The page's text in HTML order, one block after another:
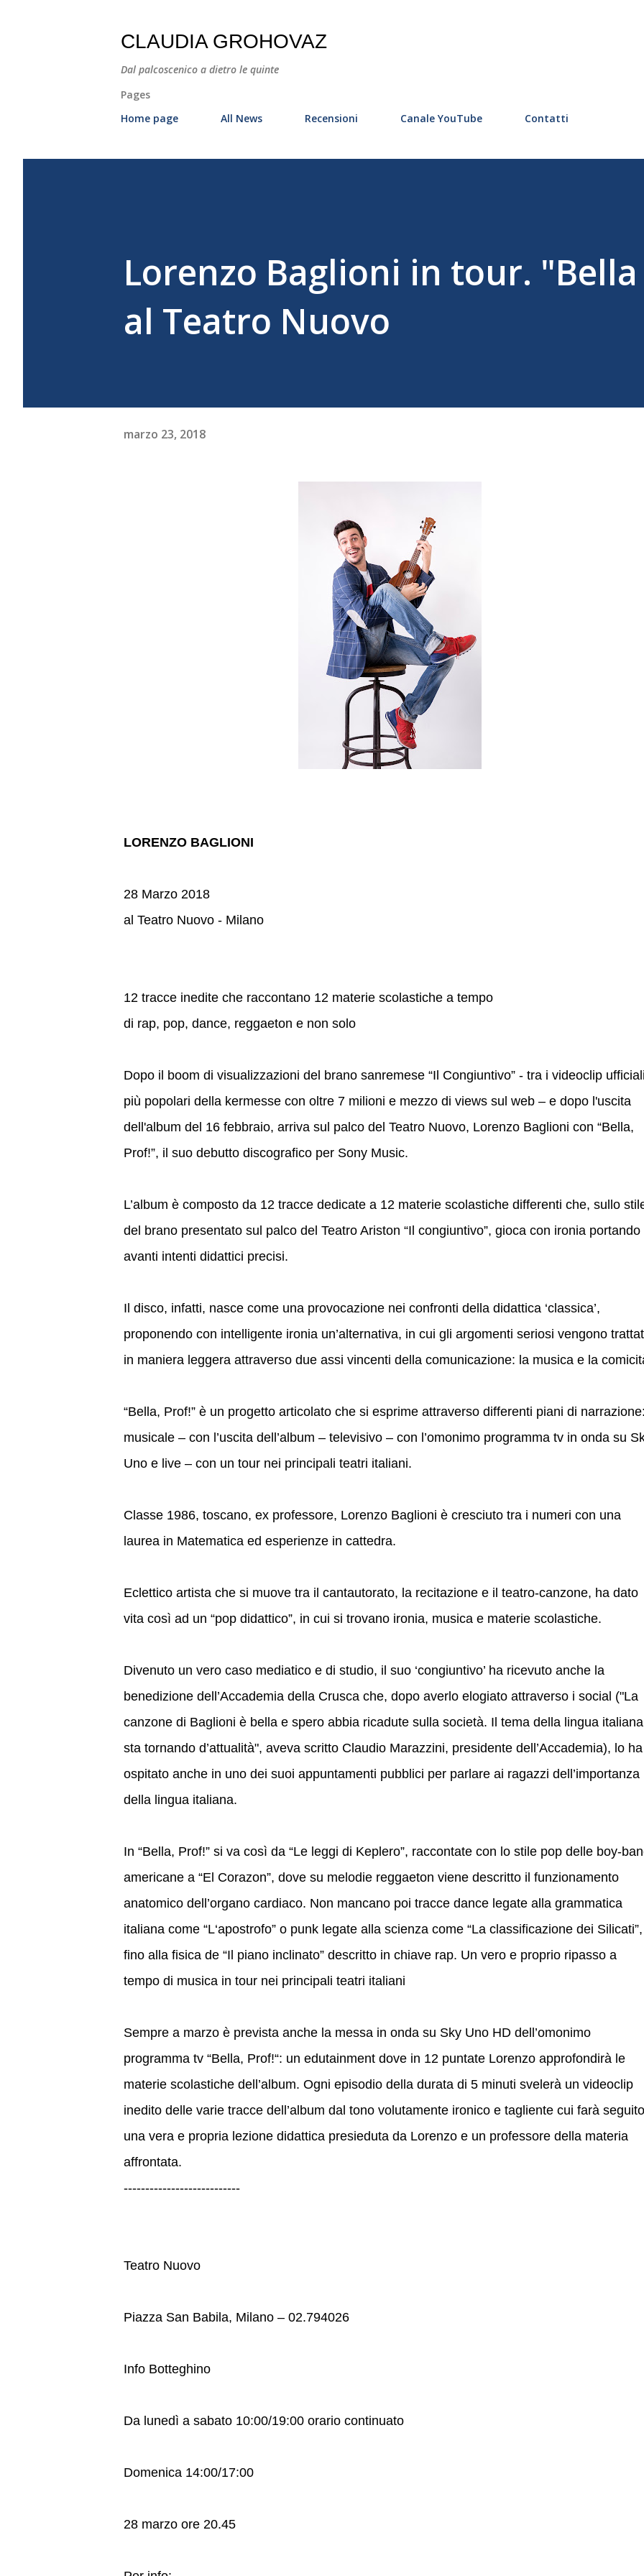
CLAUDIA GROHOVAZ
Dal palcoscenico a dietro le quinte
Pages
Home page
All News Recensioni Canale YouTube Contatti
Lorenzo Baglioni in tour.
al Teatro Nuovo
marzo 23, 2018
LORENZO BAGLIONI
28 Marzo 2018
al Teatro Nuovo - Milano
12 tracce inedite che raccontano 12 materie scolastiche a tempo
di rap, pop, dance, reggaeton e non solo
Dopo il boom di visualizzazioni del brano sanremese “Il Congiuntivo” - tra i videoclip
più popolari della kermesse con oltre 7 milioni e mezzo di views sul web – e dopo l'uscita
dell'album del 16 febbraio, arriva sul palco del Teatro Nuovo, Lorenzo Baglioni con “Bella,
Prof!”, il suo debutto discografico per Sony Music.
L’album è composto da 12 tracce dedicate a 12 materie scolastiche differenti che, sullo
del brano presentato sul palco del Teatro Ariston “Il congiuntivo”, gioca con ironia portando
avanti intenti didattici precisi.
Il disco, infatti, nasce come una provocazione nei confronti della didattica ‘classica’,
proponendo con intelligente ironia un’alternativa, in cui gli argomenti seriosi vengono
in maniera leggera attraverso due assi vincenti della comunicazione: la musica e la
“Bella, Prof!” è un progetto articolato che si esprime attraverso differenti piani di
musicale – con l’uscita dell’album – televisivo – con l’omonimo programma tv in onda su
Uno e live – con un tour nei principali teatri italiani.
Classe 1986, toscano, ex professore, Lorenzo Baglioni è cresciuto tra i numeri con una
laurea in Matematica ed esperienze in cattedra.
Eclettico artista che si muove tra il cantautorato, la recitazione e il teatro-canzone, ha dato
vita così ad un “pop didattico”, in cui si trovano ironia, musica e materie scolastiche.
Divenuto un vero caso mediatico e di studio, il suo ‘congiuntivo’ ha ricevuto anche la
benedizione dell’Accademia della Crusca che, dopo averlo elogiato attraverso i social ("La
canzone di Baglioni è bella e spero abbia ricadute sulla società. Il tema della lingua italiana
sta tornando d’attualità", aveva scritto Claudio Marazzini, presidente dell’Accademia), lo ha
ospitato anche in uno dei suoi appuntamenti pubblici per parlare ai ragazzi dell’importanza
della lingua italiana.
In “Bella, Prof!” si va così da “Le leggi di Keplero”, raccontate con lo stile pop delle boy-
americane a “El Corazon”, dove su melodie reggaeton viene descritto il funzionamento
anatomico dell’organo cardiaco. Non mancano poi tracce dance legate alla grammatica
italiana come “L‘apostrofo” o punk legate alla scienza come “La classificazione dei Silicati”,
fino alla fisica de “Il piano inclinato” descritto in chiave rap. Un vero e proprio ripasso a
tempo di musica in tour nei principali teatri italiani
Sempre a marzo è prevista anche la messa in onda su Sky Uno HD dell’omonimo
programma tv “Bella, Prof!“: un edutainment dove in 12 puntate Lorenzo approfondirà le
materie scolastiche dell’album. Ogni episodio della durata di 5 minuti svelerà un videoclip
inedito delle varie tracce dell’album dal tono volutamente ironico e tagliente cui farà seguito
una vera e propria lezione didattica presieduta da Lorenzo e un professore della materia
affrontata.
---------------------------
Teatro Nuovo
Piazza San Babila, Milano – 02.794026
Info Botteghino
Da lunedì a sabato 10:00/19:00 orario continuato
Domenica 14:00/17:00
28 marzo ore 20.45